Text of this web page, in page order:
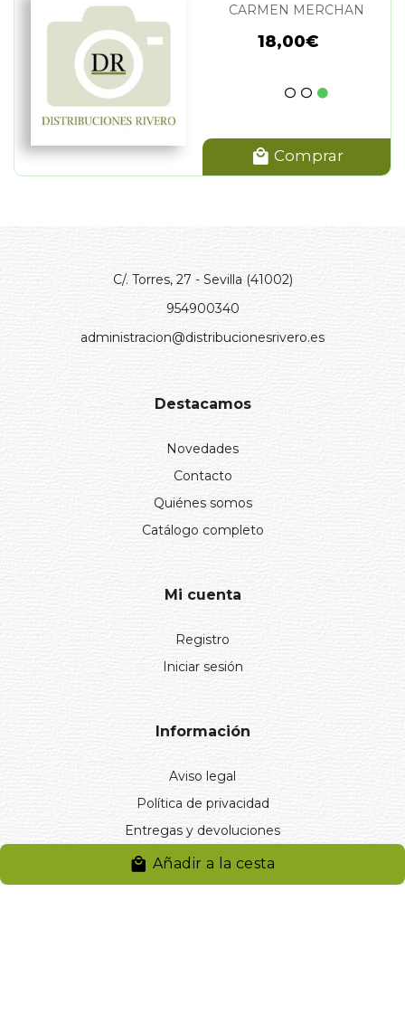
Añadir a la cesta
CARMEN MERCHAN
18,00€
Comprar
C/. Torres, 27 - Sevilla (41002)
954900340
administracion@distribucionesrivero.es
Destacamos
Novedades
Contacto
Quiénes somos
Catálogo completo
Mi cuenta
Registro
Iniciar sesión
Información
Aviso legal
Política de privacidad
Entregas y devoluciones
Desistimiento
Desistimiento de compra